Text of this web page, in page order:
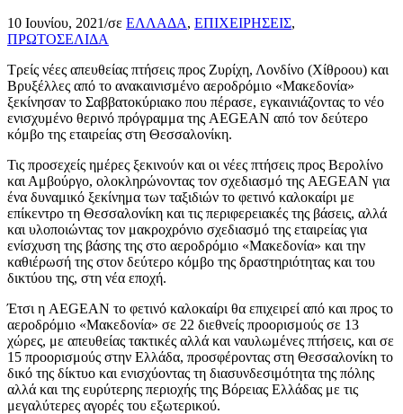
10 Ιουνίου, 2021/σε ΕΛΛΑΔΑ, ΕΠΙΧΕΙΡΗΣΕΙΣ,
ΠΡΩΤΟΣΕΛΙΔΑ
Τρείς νέες απευθείας πτήσεις προς Ζυρίχη, Λονδίνο (Χίθροου) και
Βρυξέλλες από το ανακαινισμένο αεροδρόμιο «Μακεδονία»
ξεκίνησαν το Σαββατοκύριακο που πέρασε, εγκαινιάζοντας το νέο
ενισχυμένο θερινό πρόγραμμα της AEGEAN από τον δεύτερο
κόμβο της εταιρείας στη Θεσσαλονίκη.
Τις προσεχείς ημέρες ξεκινούν και οι νέες πτήσεις προς Βερολίνο
και Αμβούργο, ολοκληρώνοντας τον σχεδιασμό της AEGEAN για
ένα δυναμικό ξεκίνημα των ταξιδιών το φετινό καλοκαίρι με
επίκεντρο τη Θεσσαλονίκη και τις περιφερειακές της βάσεις, αλλά
και υλοποιώντας τον μακροχρόνιο σχεδιασμό της εταιρείας για
ενίσχυση της βάσης της στο αεροδρόμιο «Μακεδονία» και την
καθιέρωσή της στον δεύτερο κόμβο της δραστηριότητας και του
δικτύου της, στη νέα εποχή.
Έτσι η AEGEAN το φετινό καλοκαίρι θα επιχειρεί από και προς το
αεροδρόμιο «Μακεδονία» σε 22 διεθνείς προορισμούς σε 13
χώρες, με απευθείας τακτικές αλλά και ναυλωμένες πτήσεις, και σε
15 προορισμούς στην Ελλάδα, προσφέροντας στη Θεσσαλονίκη το
δικό της δίκτυο και ενισχύοντας τη διασυνδεσιμότητα της πόλης
αλλά και της ευρύτερης περιοχής της Βόρειας Ελλάδας με τις
μεγαλύτερες αγορές του εξωτερικού.